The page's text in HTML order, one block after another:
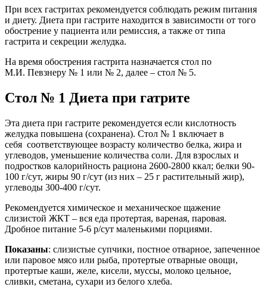
При всех гастритах рекомендуется соблюдать режим питания
и диету. Диета при гастрите находится в зависимости от того
обострение у пациента или ремиссия, а также от типа
гастрита и секреции желудка.
На время обострения гастрита назначается стол по
М.И. Певзнеру № 1 или № 2, далее – стол № 5.
Стол № 1 Диета при гатрите
Эта диета при гастрите рекомендуется если кислотность
желудка повышена (сохранена). Стол № 1 включает в
себя соответствующее возрасту количество белка, жира и
углеводов, уменьшение количества соли. Для взрослых и
подростков калорийность рациона 2600-2800 ккал; белки 90-
100 г/сут, жиры 90 г/сут (из них – 25 г растительный жир),
углеводы 300-400 г/сут.
Рекомендуется химическое и механическое щажение
слизистой ЖКТ – вся еда протертая, вареная, паровая.
Дробное питание 5-6 р/сут маленькими порциями.
Показаны: слизистые супчики, постное отварное, запеченное
или паровое мясо или рыба, протертые отварные овощи,
протертые каши, желе, кисели, муссы, молоко цельное,
сливки, сметана, сухари из белого хлеба.